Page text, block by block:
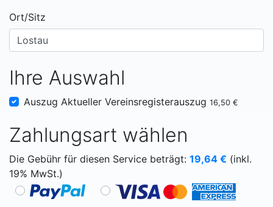
Ort/Sitz
Ihre Auswahl
Auszug Aktueller Vereinsregisterauszug 16,50 €
Zahlungsart wählen
Die Gebühr für diesen Service beträgt: 19,64 € (inkl.
19% MwSt.)